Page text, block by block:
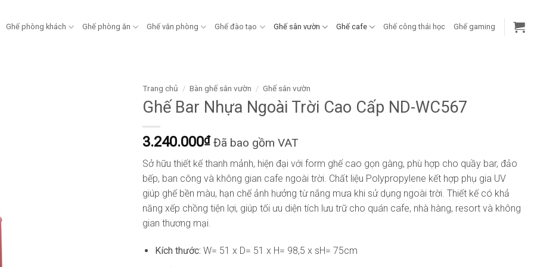
Ghế phòng khách Ghế phòng ăn Ghế văn phòng Ghế đào tạo Ghế sân vườn Ghế cafe Ghế công thái học Ghế gaming
Trang chủ / Bàn ghế sân vườn / Ghế sân vườn
Ghế Bar Nhựa Ngoài Trời Cao Cấp ND-WC567
3.240.000₫ Đã bao gồm VAT
Sở hữu thiết kế thanh mảnh, hiện đại với form ghế cao gọn gàng, phù hợp cho quầy bar, đảo
bếp, ban công và không gian cafe ngoài trời. Chất liệu Polypropylene kết hợp phụ gia UV
giúp ghế bền màu, hạn chế ảnh hưởng từ nắng mưa khi sử dụng ngoài trời. Thiết kế có khả
năng xếp chồng tiện lợi, giúp tối ưu diện tích lưu trữ cho quán cafe, nhà hàng, resort và không
gian thương mại.
Kích thước: W= 51 x D= 51 x H= 98,5 x sH= 75cm